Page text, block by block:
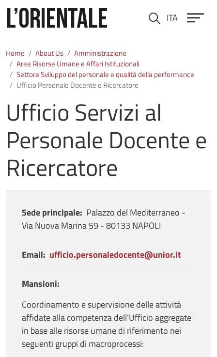
Cerca ITA
Home About Us
Amministrazione
Area Risorse Umane e Affari Istituzionali
Settore Sviluppo del personale e qualità della performance
Ufficio Personale Docente e Ricercatore
Ufficio Servizi al
Personale Docente e
Ricercatore
Sede principale: Palazzo del Mediterraneo -
Via Nuova Marina 59 - 80133 NAPOLI
Email: ufficio.personaledocente@unior.it
Mansioni:
Coordinamento e supervisione delle attività
affidate alla competenza dell’Ufficio aggregate
in base alle risorse umane di riferimento nei
seguenti gruppi di macroprocessi: